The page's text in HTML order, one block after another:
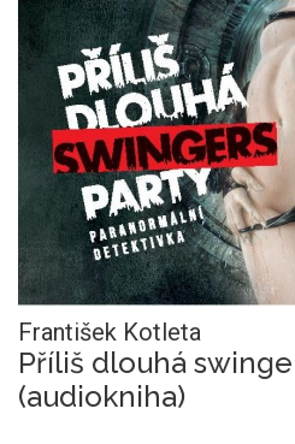
František Kotleta
Příliš dlouhá
(audiokniha)